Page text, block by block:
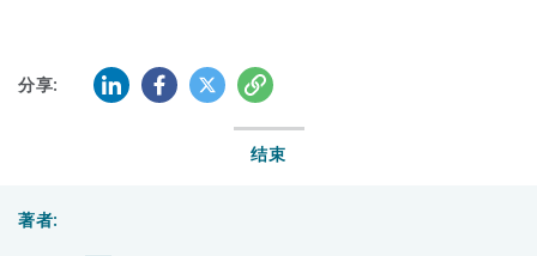
分享: LinkedInFacebook
Twitter复制
结束
著者: